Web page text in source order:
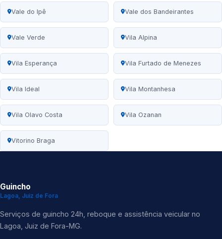
Vale do Ipê Vale dos Bandeirantes
Vale Verde Vila Alpina
Vila Esperança Vila Furtado de Menezes
Vila Ideal Vila Montanhesa
Vila Olavo Costa Vila Ozanan
Vitorino Braga
Guincho
Lagoa, Juiz de Fora
Serviços de guincho 24h, reboque e assistência veicular no
Lagoa, Juiz de Fora-MG.